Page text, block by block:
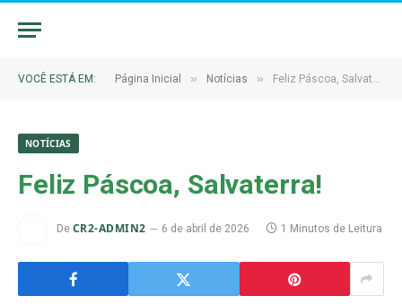
VOCÊ ESTÁ EM: Página Inicial » Notícias » Feliz Páscoa, Salvaterra!
NOTÍCIAS
Feliz Páscoa, Salvaterra!
De CR2-ADMIN2 6 de abril de 2026 1 Minutos de Leitura